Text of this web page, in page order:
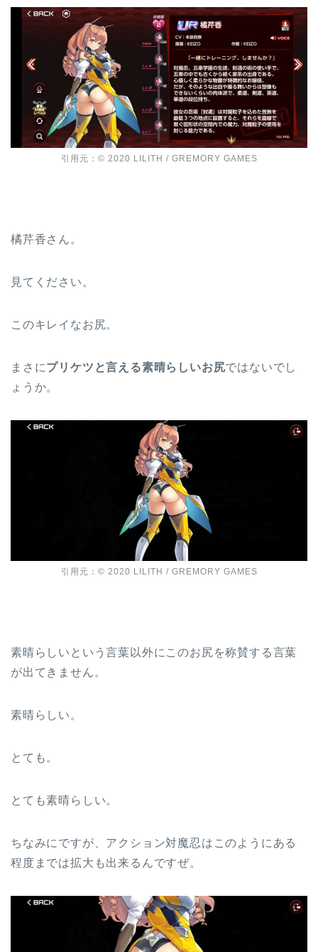
引用元：© 2020 LILITH / GREMORY GAMES
橘芹香さん。
見てください。
このキレイなお尻。
まさにプリケツと言える素晴らしいお尻ではないでし
ょうか。
引用元：© 2020 LILITH / GREMORY GAMES
素晴らしいという言葉以外にこのお尻を称賛する言葉
が出てきません。
素晴らしい。
とても。
とても素晴らしい。
ちなみにですが、アクション対魔忍はこのようにある
程度までは拡大も出来るんですぜ。